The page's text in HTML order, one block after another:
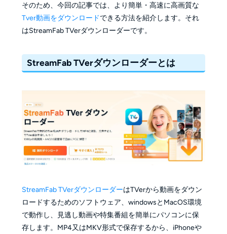
そのため、今回の記事では、より簡単・高速に高画質な
Tver動画をダウンロードできる方法を紹介します。それ
はStreamFab TVerダウンローダーです。
StreamFab TVerダウンローダーとは
StreamFab TVerダウンローダーはTVerから動画をダウン
ロードするためのソフトウェア、windowsとMacOS環境
で動作し、見逃し動画や特集番組を簡単にパソコンに保
存します。MP4又はMKV形式で保存するから、iPhoneや